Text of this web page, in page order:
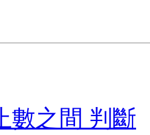
數之間 判斷